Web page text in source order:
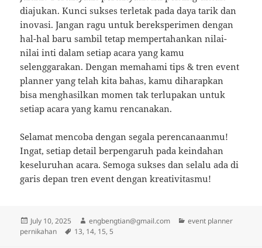
diajukan. Kunci sukses terletak pada daya tarik dan
inovasi. Jangan ragu untuk bereksperimen dengan
hal-hal baru sambil tetap mempertahankan nilai-
nilai inti dalam setiap acara yang kamu
selenggarakan. Dengan memahami tips & tren event
planner yang telah kita bahas, kamu diharapkan
bisa menghasilkan momen tak terlupakan untuk
setiap acara yang kamu rencanakan.
Selamat mencoba dengan segala perencanaanmu!
Ingat, setiap detail berpengaruh pada keindahan
keseluruhan acara. Semoga sukses dan selalu ada di
garis depan tren event dengan kreativitasmu!
Posted
on
July 10, 2025 Author
engbengtian@gmail.com Categories
event planner
pernikahan
Tags
13, 14, 15,5